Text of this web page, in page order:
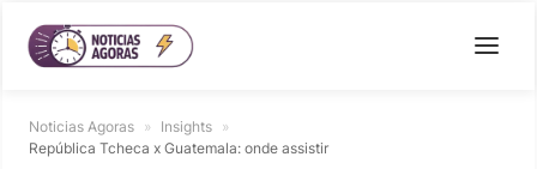
Noticias Agoras » Insights »
República Tcheca x Guatemala: onde assistir